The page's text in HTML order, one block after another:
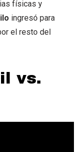
físicas y
ingresó para
el resto del
vs.